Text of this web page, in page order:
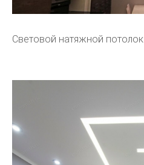
Световой натяжной потолок